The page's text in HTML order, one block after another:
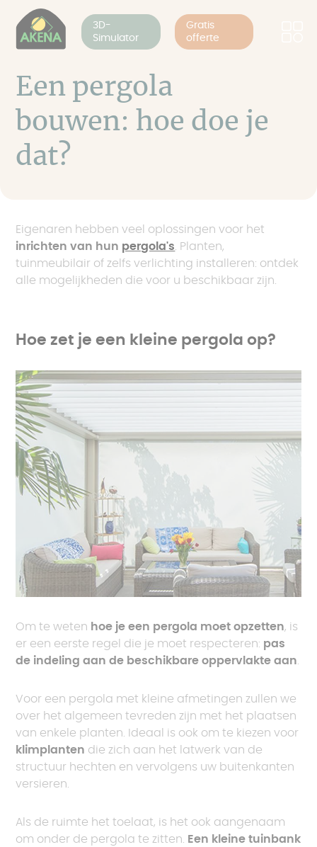
Overslaan
naar
inhoud
gaan
3D-
Simulator
Gratis
offerte
Een pergola
bouwen: hoe doe je
dat?
Eigenaren hebben veel oplossingen voor het
inrichten van hun pergola's. Planten,
tuinmeubilair of zelfs verlichting installeren: ontdek
alle mogelijkheden die voor u beschikbaar zijn.
Hoe zet je een kleine pergola op?
Om te weten hoe je een pergola moet opzetten, is
er een eerste regel die je moet respecteren: pas
de indeling aan de beschikbare oppervlakte aan.
Voor een pergola met kleine afmetingen zullen we
over het algemeen tevreden zijn met het plaatsen
van enkele planten. Ideaal is ook om te kiezen voor
klimplanten die zich aan het latwerk van de
structuur hechten en vervolgens uw buitenkanten
versieren.
Als de ruimte het toelaat, is het ook aangenaam
om onder de pergola te zitten. Een kleine tuinbank